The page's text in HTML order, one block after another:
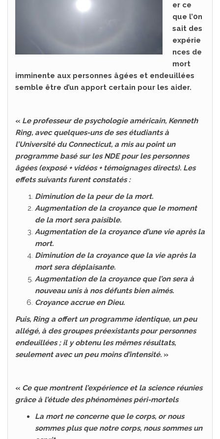
er ce
que l’0n
sait des
expérie
nces de
mort
imminente aux personnes âgées et endeuillées
semble être d’un apport certain pour les aider.
« Le professeur de psychologie américain, Kenneth
Ring, avec quelques-uns de ses étudiants à
l’Université du Connecticut, a mis au point un
programme basé sur les NDE pour les personnes
âgées (exposé + vidéos + témoignages directs). Les
effets suivants furent constatés :
Diminution de la peur de la mort.
Augmentation de la croyance que le moment
de la mort sera paisible.
Augmentation de la croyance d’une vie après la
mort.
Diminution de la croyance que la vie après la
mort sera déplaisante.
Augmentation de la croyance que l’on sera à
nouveau unis à nos défunts bien aimés.
Croyance accrue en Dieu.
Puis, Ring a offert un programme identique, un peu
allégé, à des groupes préexistants pour personnes
endeuillées ; il y obtenu les mêmes résultats,
seulement avec un peu moins d’intensité. »
« Ce que montrent l’expérience et la science réunies
grâce à l’étude des phénomènes péri-mortels
La mort ne concerne que le corps, or nous
sommes plus que notre corps, nous sommes un